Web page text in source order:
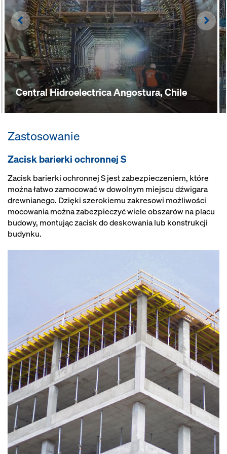
Central Hidroelectrica Angostura, Chile
Left
Zastosowanie
Zacisk barierki ochronnej S
Zacisk barierki ochronnej S jest zabezpieczeniem, które
można łatwo zamocować w dowolnym miejscu dźwigara
drewnianego. Dzięki szerokiemu zakresowi możliwości
mocowania można zabezpieczyć wiele obszarów na placu
budowy, montując zacisk do deskowania lub konstrukcji
budynku.